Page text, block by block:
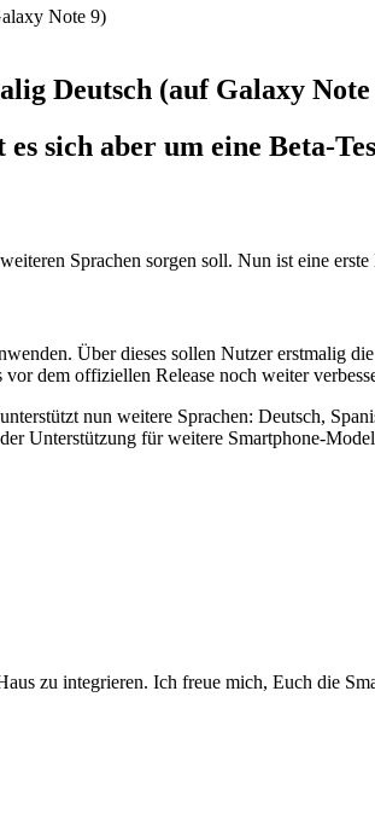
Note 9)
Deutsch (auf Galaxy
sich aber um eine Beta-
Sprachen sorgen soll. Nun ist eine
Über dieses sollen Nutzer erstmalig
dem offiziellen Release noch weiter
nun weitere Sprachen: Deutsch,
Unterstützung für weitere Smartphone-
zu integrieren. Ich freue mich, Euch die